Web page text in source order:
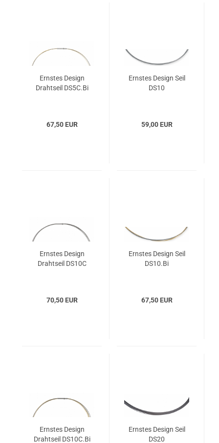
Ernstes Design
Drahtseil DS5C.Bi
67,50 EUR
Ernstes Design Seil
DS10
59,00 EUR
Ernstes Design
Drahtseil DS10C
70,50 EUR
Ernstes Design Seil
DS10.Bi
67,50 EUR
Ernstes Design
Drahtseil DS10C.Bi
Ernstes Design Seil
DS20